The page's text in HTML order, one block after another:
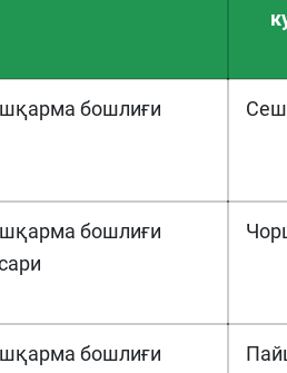
бошлиғи
бошлиғи
бошлиғи